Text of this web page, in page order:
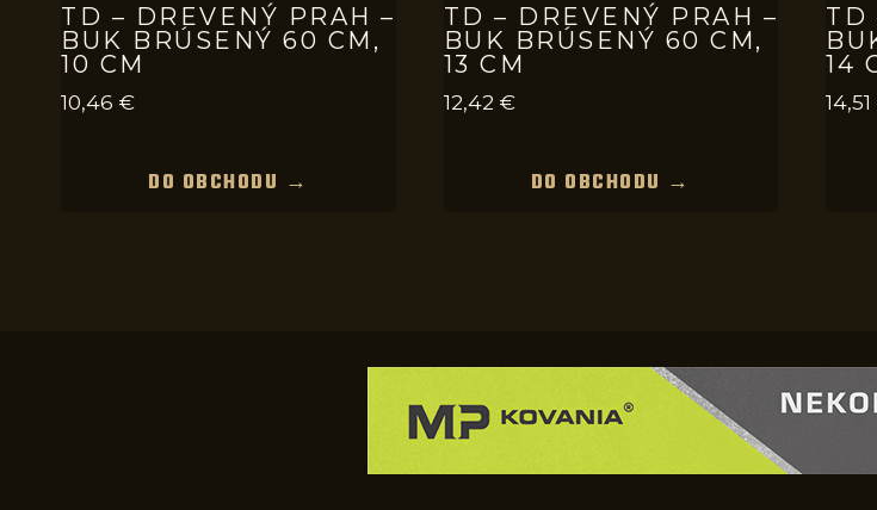
TD – DREVENÝ PRAH –
BUK BRÚSENÝ 60 CM,
10 CM
10,46 €
DO OBCHODU →
TD – DREVENÝ PRAH –
BUK BRÚSENÝ 60 CM,
13 CM
12,42 €
DO OBCHODU →
TD
14
14,51